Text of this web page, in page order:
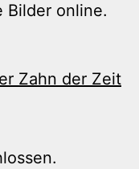
Bilder online.
Zahn der Zeit